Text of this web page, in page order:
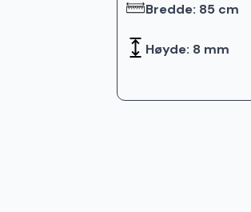
Bredde: 85 cm
Høyde: 8 mm